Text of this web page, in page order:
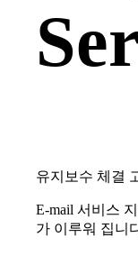
유지보수 체결
E-mail 서비스
가 이루워 집니